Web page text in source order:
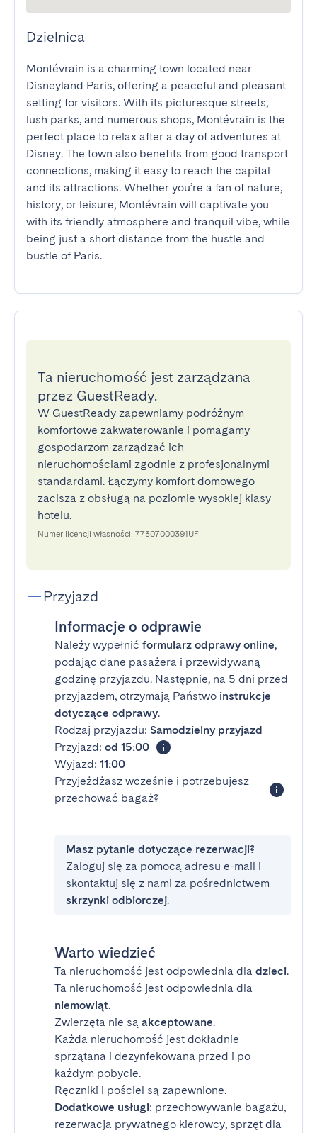
Dzielnica
Montévrain is a charming town located near
Disneyland Paris, offering a peaceful and pleasant
setting for visitors. With its picturesque streets,
lush parks, and numerous shops, Montévrain is the
perfect place to relax after a day of adventures at
Disney. The town also benefits from good transport
connections, making it easy to reach the capital
and its attractions. Whether you’re a fan of nature,
history, or leisure, Montévrain will captivate you
with its friendly atmosphere and tranquil vibe, while
being just a short distance from the hustle and
bustle of Paris.
Ta nieruchomość jest zarządzana
przez GuestReady.
W GuestReady zapewniamy podróżnym
komfortowe zakwaterowanie i pomagamy
gospodarzom zarządzać ich
nieruchomościami zgodnie z profesjonalnymi
standardami. Łączymy komfort domowego
zacisza z obsługą na poziomie wysokiej klasy
hotelu.
Numer licencji własności: 77307000391UF
Przyjazd
Informacje o odprawie
Należy wypełnić formularz odprawy online,
podając dane pasażera i przewidywaną
godzinę przyjazdu. Następnie, na 5 dni przed
przyjazdem, otrzymają Państwo instrukcje
dotyczące odprawy.
Rodzaj przyjazdu: Samodzielny przyjazd
Przyjazd: od 15:00
Wyjazd: 11:00
Przyjeżdżasz wcześnie i potrzebujesz
przechować bagaż?
Masz pytanie dotyczące rezerwacji?
Zaloguj się za pomocą adresu e-mail i
skontaktuj się z nami za pośrednictwem
skrzynki odbiorczej.
Warto wiedzieć
Ta nieruchomość jest odpowiednia dla dzieci.
Ta nieruchomość jest odpowiednia dla
niemowląt.
Zwierzęta nie są akceptowane.
Każda nieruchomość jest dokładnie
sprzątana i dezynfekowana przed i po
każdym pobycie.
Ręczniki i pościel są zapewnione.
Dodatkowe usługi: przechowywanie bagażu,
rezerwacja prywatnego kierowcy, sprzęt dla